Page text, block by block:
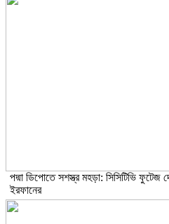
পদ্মা ডিপোতে সশস্ত্র মহড়া: সিসিটিভি ফুটেজ
ইরফানের